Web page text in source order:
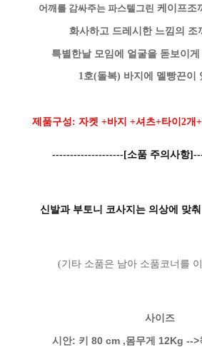
어깨를 감싸주는 파스텔그린 케이프조
화사하고 드레시한 느낌의 조
특별한날 모임에 얼굴을 돋보이
1호(돌복) 바지에 멜빵끈이
제품구성: 자켓 +바지 +셔츠+타이2개
--------------------[소품 주의사항
신발과 부토니 코사지는 의상에 맞
(기타 소품은 남아 소품코너를
사이즈
시안: 키 80 cm ,몸무게 12Kg -->